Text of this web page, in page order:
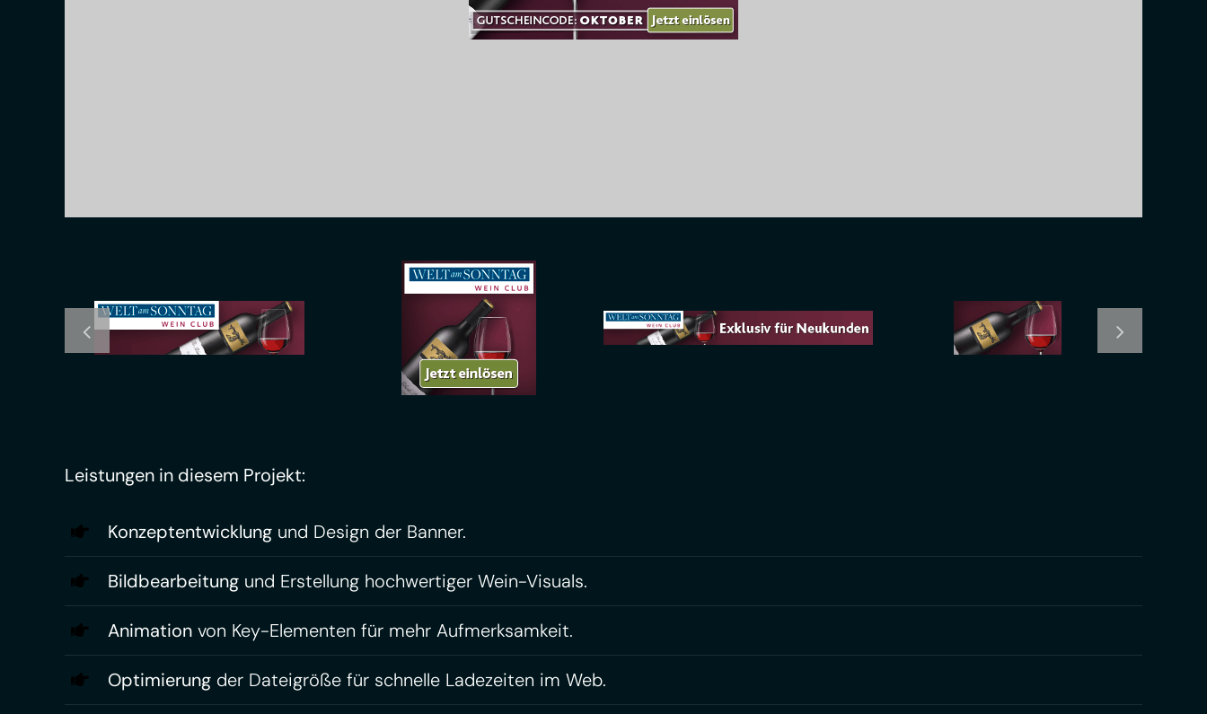
Leistungen in diesem Projekt:
Konzeptentwicklungund Design der Banner.
Bildbearbeitungund Erstellung hochwertiger Wein-Visuals.
Animationvon Key-Elementen für mehr Aufmerksamkeit.
Optimierungder Dateigröße für schnelle Ladezeiten im Web.